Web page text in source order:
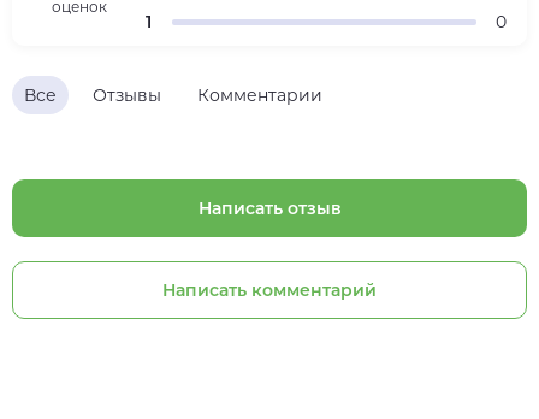
Все Отзывы Комментарии
Написать отзыв
Написать комментарий
оценок
1
0